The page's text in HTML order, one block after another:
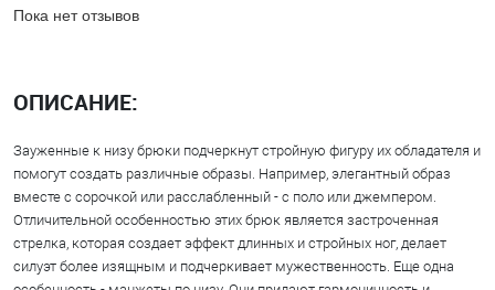
Пока нет отзывов
ОПИСАНИЕ:
Зауженные к низу брюки подчеркнут стройную фигуру их обладателя и
помогут создать различные образы. Например, элегантный образ
вместе с сорочкой или расслабленный - с поло или джемпером.
Отличительной особенностью этих брюк является застроченная
стрелка, которая создает эффект длинных и стройных ног, делает
силуэт более изящным и подчеркивает мужественность. Еще одна